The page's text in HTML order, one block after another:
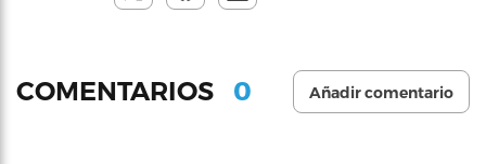
COMENTARIOS 0 Añadir comentario